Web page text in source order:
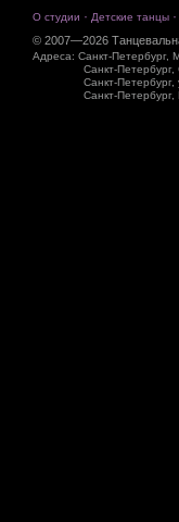
О студии · Детские танцы ·
© 2007—2026
Адреса: Санкт-Петербург,
Санкт-Петербург,
Санкт-
Санкт-